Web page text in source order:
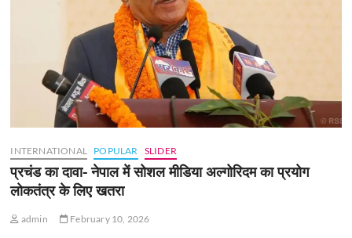
INTERNATIONAL POPULAR SLIDER
प्रचंड का दावा- नेपाल में सोशल मीडिया अल्गोरिदम का प्रयोग
लोकतंत्र के लिए खतरा
admin February 10, 2026